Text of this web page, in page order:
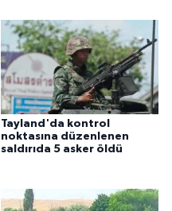
Tayland'da kontrol
noktasına düzenlenen
saldırıda 5 asker öldü